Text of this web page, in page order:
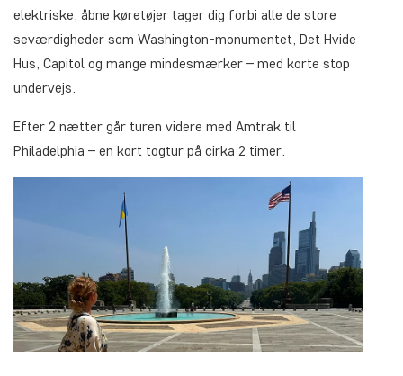
elektriske, åbne køretøjer tager dig forbi alle de store
seværdigheder som Washington-monumentet, Det Hvide
Hus, Capitol og mange mindesmærker – med korte stop
undervejs.
Efter 2 nætter går turen videre med Amtrak til
Philadelphia – en kort togtur på cirka 2 timer.